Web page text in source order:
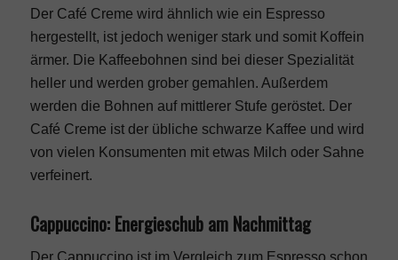
Der Café Creme wird ähnlich wie ein Espresso
hergestellt, ist jedoch weniger stark und somit Koffein
ärmer. Die Kaffeebohnen sind bei dieser Spezialität
heller und werden grober gemahlen. Außerdem
werden die Bohnen auf mittlerer Stufe geröstet. Der
Café Creme ist der übliche schwarze Kaffee und wird
von vielen Konsumenten mit etwas Milch oder Sahne
verfeinert.
Cappuccino: Energieschub am Nachmittag
Der Cappuccino ist im Vergleich zum Espresso schon